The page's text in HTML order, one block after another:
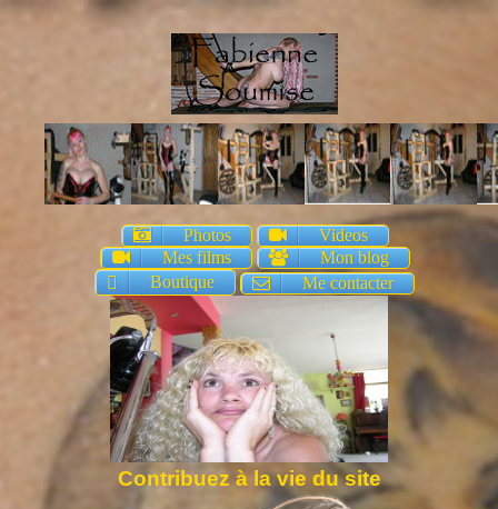
Photos
Videos
Mes films
Mon blog
Boutique
Me contacter
Contribuez à la vie du site